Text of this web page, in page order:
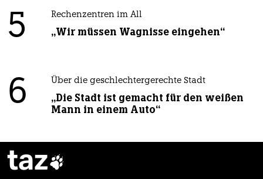
5 Rechenzentren im All
„Wir müssen Wagnisse eingehen“
6 Über die geschlechtergerechte Stadt
„Die Stadt ist gemacht für den weißen
Mann in einem Auto“
taz